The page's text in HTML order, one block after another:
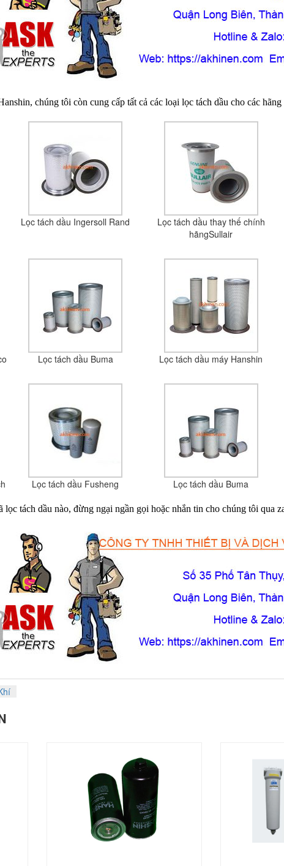
chúng tôi còn cung cấp tất cả các loại lọc tách dầu cho các
Lọc tách dầu Ingersoll Rand
Lọc tách dầu thay thế chính
hãngSullair
Lọc tách dầu Buma Lọc tách dầu máy Hanshin
Lọc tách dầu Fusheng Lọc tách dầu Buma
lọc tách dầu nào, đừng ngại ngần gọi hoặc nhắn tin cho chúng tôi qua